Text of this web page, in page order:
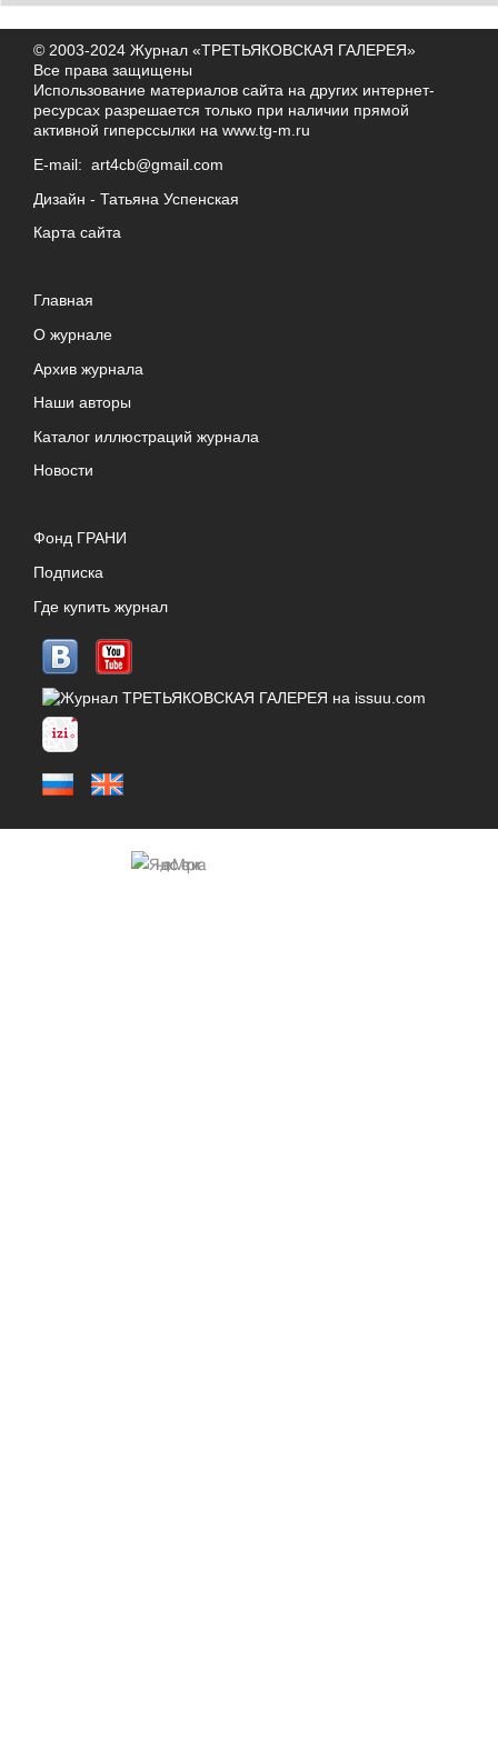
© 2003-2024 Журнал «ТРЕТЬЯКОВСКАЯ ГАЛЕРЕЯ»
Все права защищены
Использование материалов сайта на других интернет-
ресурсах разрешается только при наличии прямой
активной гиперссылки на www.tg-m.ru
E-mail: art4cb@gmail.com
Дизайн - Татьяна Успенская
Карта сайта
Главная
О журнале
Архив журнала
Наши авторы
Каталог иллюстраций журнала
Новости
Фонд ГРАНИ
Подписка
Где купить журнал